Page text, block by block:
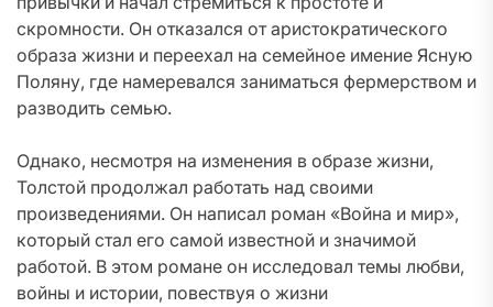
скромности. Он отказался от аристократического
образа жизни и переехал на семейное имение Ясную
Поляну, где намеревался заниматься фермерством и
разводить семью.
Однако, несмотря на изменения в образе жизни,
Толстой продолжал работать над своими
произведениями. Он написал роман «Война и мир»,
который стал его самой известной и значимой
работой. В этом романе он исследовал темы любви,
войны и истории, повествуя о жизни